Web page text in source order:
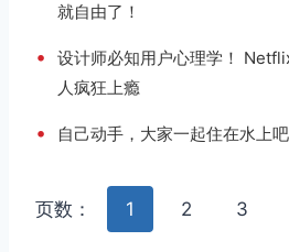
就自由了！
•
设计师必知用户心理学！
人疯狂上瘾
• 自己动手，大家一起住在水上吧
页数： 1 2 3